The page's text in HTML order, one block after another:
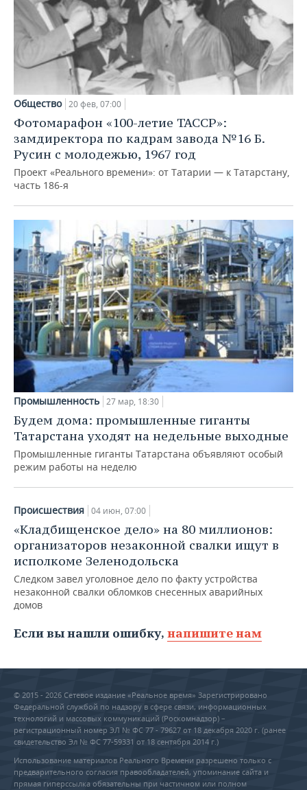
Общество 20 фев, 07:00
Фотомарафон «100-летие ТАССР»:
замдиректора по кадрам завода №16 Б.
Русин с молодежью, 1967 год
Проект «Реального времени»: от Татарии — к Татарстану,
часть 186-я
Промышленность 27 мар, 18:30
Будем дома: промышленные гиганты
Татарстана уходят на недельные выходные
Промышленные гиганты Татарстана объявляют особый
режим работы на неделю
Происшествия 04 июн, 07:00
«Кладбищенское дело» на 80 миллионов:
организаторов незаконной свалки ищут в
исполкоме Зеленодольска
Следком завел уголовное дело по факту устройства
незаконной свалки обломков снесенных аварийных
домов
Если вы нашли ошибку, напишите нам
© 2015 - 2026 Сетевое издание «Реальное время» Зарегистрировано
Федеральной службой по надзору в сфере связи, информационных
технологий и массовых коммуникаций (Роскомнадзор) –
регистрационный номер ЭЛ № ФС 77 - 79627 от 18 декабря 2020 г. (ранее
свидетельство Эл № ФС 77-59331 от 18 сентября 2014 г.)
Использование материалов Реального Времени разрешено только с
предварительного согласия правообладателей, упоминание сайта и
прямая гиперссылка обязательны при частичном или полном